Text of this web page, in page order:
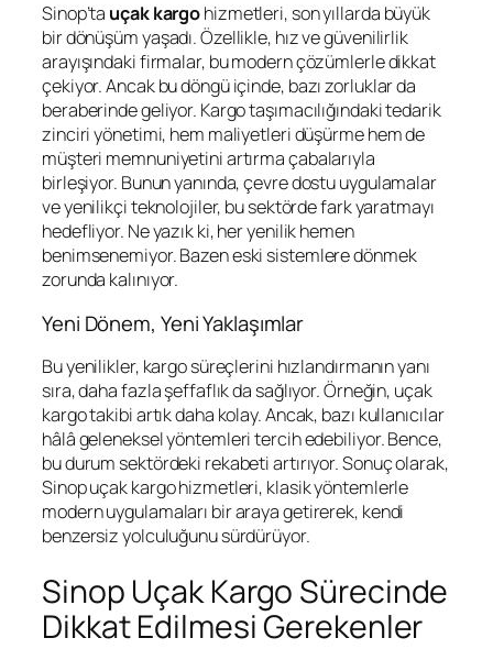
Sinop’ta uçak kargohizmetleri, son yıllarda büyük
bir dönüşüm yaşadı. Özellikle, hız ve güvenilirlik
arayışındaki firmalar, bu modern çözümlerle dikkat
çekiyor. Ancak bu döngü içinde, bazı zorluklar da
beraberinde geliyor. Kargo taşımacılığındaki tedarik
zinciri yönetimi, hem maliyetleri düşürme hem de
müşteri memnuniyetini artırma çabalarıyla
birleşiyor. Bunun yanında, çevre dostu uygulamalar
ve yenilikçi teknolojiler, bu sektörde fark yaratmayı
hedefliyor. Ne yazık ki, her yenilik hemen
benimsenemiyor. Bazen eski sistemlere dönmek
zorunda kalınıyor.
Yeni Dönem, Yeni Yaklaşımlar
Bu yenilikler, kargo süreçlerini hızlandırmanın yanı
sıra, daha fazla şeffaflık da sağlıyor. Örneğin, uçak
kargo takibi artık daha kolay. Ancak, bazı kullanıcılar
hâlâ geleneksel yöntemleri tercih edebiliyor. Bence,
bu durum sektördeki rekabeti artırıyor. Sonuç olarak,
Sinop uçak kargo hizmetleri, klasik yöntemlerle
modern uygulamaları bir araya getirerek, kendi
benzersiz yolculuğunu sürdürüyor.
Sinop Uçak Kargo Sürecinde
Dikkat Edilmesi Gerekenler